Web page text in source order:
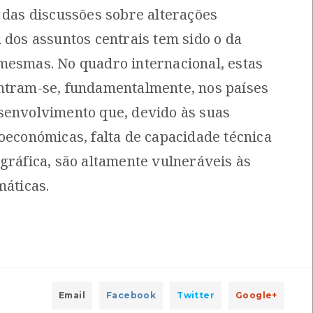
para meteorologia [Livros]
Local: Centro de recursos CMIA
alto Minho
Horácio Faria
Baseadas na Natureza
discussões sobre alterações
assuntos centrais tem sido o da
No quadro internacional, estas
se, fundamentalmente, nos países
que, devido às suas
falta de capacidade técnica
são altamente vulneráveis às
Email Facebook Twitter Google+